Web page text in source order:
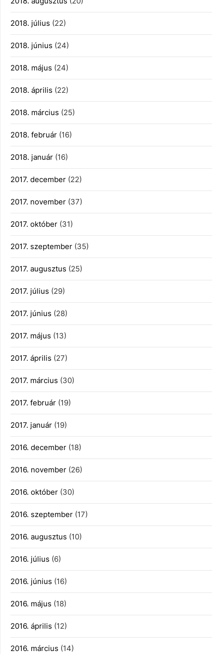
2018. július (22)
2018. június (24)
2018. május (24)
2018. április (22)
2018. március (25)
2018. február (16)
2018. január (16)
2017. december (22)
2017. november (37)
2017. október (31)
2017. szeptember (35)
2017. augusztus (25)
2017. július (29)
2017. június (28)
2017. május (13)
2017. április (27)
2017. március (30)
2017. február (19)
2017. január (19)
2016. december (18)
2016. november (26)
2016. október (30)
2016. szeptember (17)
2016. augusztus (10)
2016. július (6)
2016. június (16)
2016. május (18)
2016. április (12)
2016. március (14)